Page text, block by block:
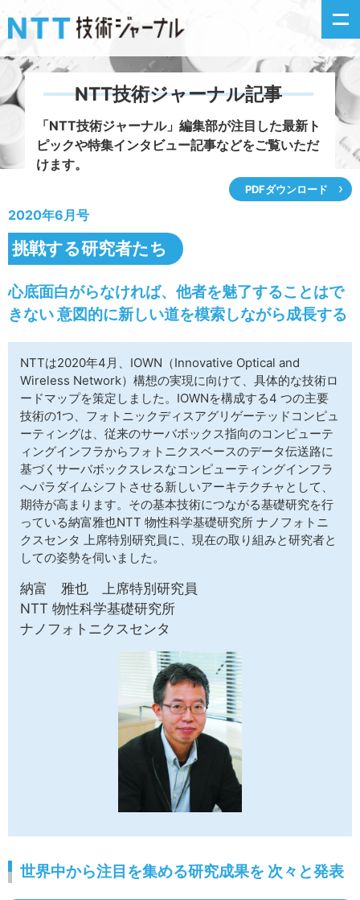
新着情報
掲載月毎記事
イベントカレンダー
問い合わせ
サイトマップ
NTT技術ジャーナル記事
「NTT技術ジャーナル」編集部が注目した最新ト
ピックや特集インタビュー記事などをご覧いただ
けます。
PDFダウンロード
2020年6月号
挑戦する研究者たち
心底面白がらなければ、他者を魅了することはで
きない 意図的に新しい道を模索しながら成長する
NTTは2020年4月、IOWN（Innovative Optical and
Wireless Network）構想の実現に向けて、具体的な技術ロ
ードマップを策定しました。IOWNを構成する4 つの主要
技術の1つ、フォトニックディスアグリゲーテッドコンピュ
ーティングは、従来のサーバボックス指向のコンピューテ
ィングインフラからフォトニクスベースのデータ伝送路に
基づくサーバボックスレスなコンピューティングインフラ
へパラダイムシフトさせる新しいアーキテクチャとして、
期待が高まります。その基本技術につながる基礎研究を行
っている納富雅也NTT 物性科学基礎研究所 ナノフォトニ
クスセンタ 上席特別研究員に、現在の取り組みと研究者と
しての姿勢を伺いました。
納富 雅也 上席特別研究員
NTT 物性科学基礎研究所
ナノフォトニクスセンタ
世界中から注目を集める研究成果を 次々と発表